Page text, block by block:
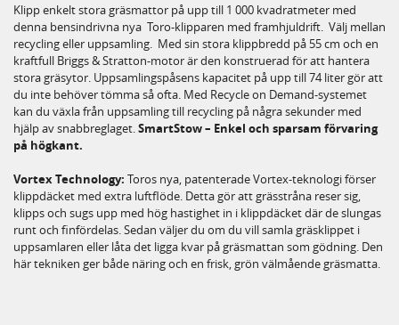
Klipp enkelt stora gräsmattor på upp till 1 000 kvadratmeter med
denna bensindrivna nya Toro-klipparen med framhjuldrift. Välj mellan
recycling eller uppsamling. Med sin stora klippbredd på 55 cm och en
kraftfull Briggs & Stratton-motor är den konstruerad för att hantera
stora gräsytor. Uppsamlingspåsens kapacitet på upp till 74 liter gör att
du inte behöver tömma så ofta. Med Recycle on Demand-systemet
kan du växla från uppsamling till recycling på några sekunder med
hjälp av snabbreglaget.SmartStow – Enkel och sparsam förvaring
på högkant.
Vortex Technology: Toros nya, patenterade Vortex-teknologi förser
klippdäcket med extra luftflöde. Detta gör att grässtråna reser sig,
klipps och sugs upp med hög hastighet in i klippdäcket där de slungas
runt och finfördelas. Sedan väljer du om du vill samla gräsklippet i
uppsamlaren eller låta det ligga kvar på gräsmattan som gödning. Den
här tekniken ger både näring och en frisk, grön välmående gräsmatta.